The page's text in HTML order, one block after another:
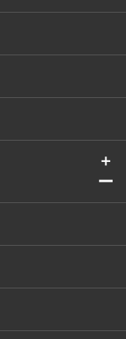
＋
ー